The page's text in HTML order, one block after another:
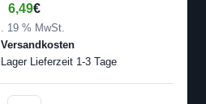
6,49€
19 % MwSt.
Versandkosten
Lieferzeit 1-3 Tage